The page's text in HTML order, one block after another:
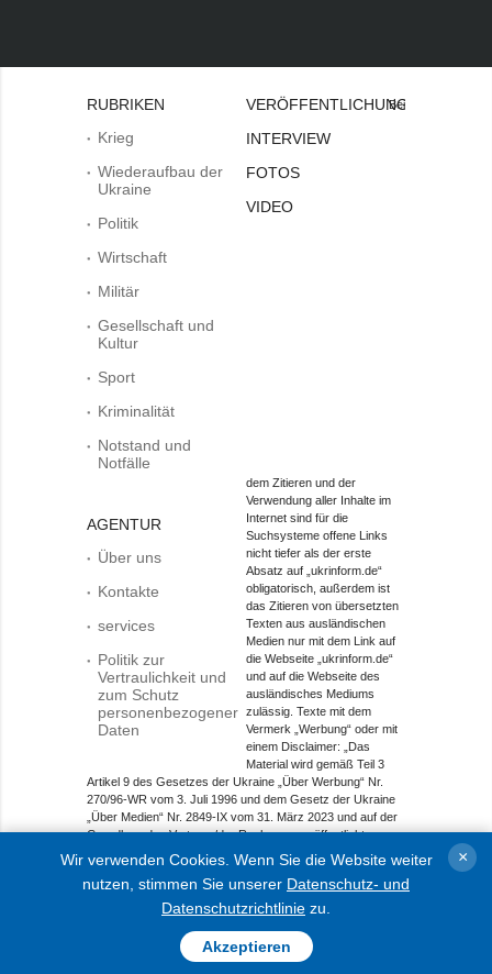
RUBRIKEN
Krieg
Wiederaufbau der
Ukraine
Politik
Wirtschaft
Militär
Gesellschaft und
Kultur
Sport
Kriminalität
Notstand und
Notfälle
AGENTUR
Über uns
Kontakte
services
Politik zur
Vertraulichkeit und
zum Schutz
personenbezogener
Daten
VERÖFFENTLICHUNGEN
INTERVIEW
FOTOS
VIDEO
Bei
dem Zitieren und der
Verwendung aller Inhalte im
Internet sind für die
Suchsysteme offene Links
nicht tiefer als der erste
Absatz auf „ukrinform.de“
obligatorisch, außerdem ist
das Zitieren von übersetzten
Texten aus ausländischen
Medien nur mit dem Link auf
die Webseite „ukrinform.de“
und auf die Webseite des
ausländisches Mediums
zulässig. Texte mit dem
Vermerk „Werbung“ oder mit
einem Disclaimer: „Das
Material wird gemäß Teil 3
Artikel 9 des Gesetzes der Ukraine „Über Werbung“ Nr.
270/96-WR vom 3. Juli 1996 und dem Gesetz der Ukraine
„Über Medien“ Nr. 2849-IX vom 31. März 2023 und auf der
Grundlage des Vertrags/der Rechnung veröffentlicht.
Objekt im Bereich Onlinemedien; Medien-ID R40-01421.
© 2015-2026 Ukrinform. Alle Rechte sind geschützt.
Wir verwenden Cookies. Wenn Sie die Website weiter
nutzen, stimmen Sie unserer Datenschutz- und
Datenschutzrichtlinie zu.
Akzeptieren
×